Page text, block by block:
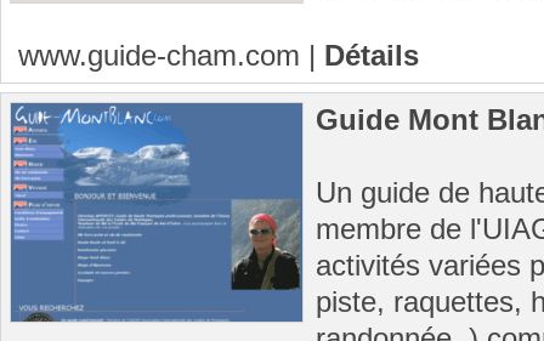
www.guide-cham.com | Détails
Guide Mont
Un guide de
membre de
activités variées
piste, raquettes,